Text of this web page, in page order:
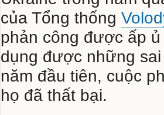
của Tổng thống
phản công được ấp
dụng được những
năm đầu tiên, cuộc
họ đã thất bại.